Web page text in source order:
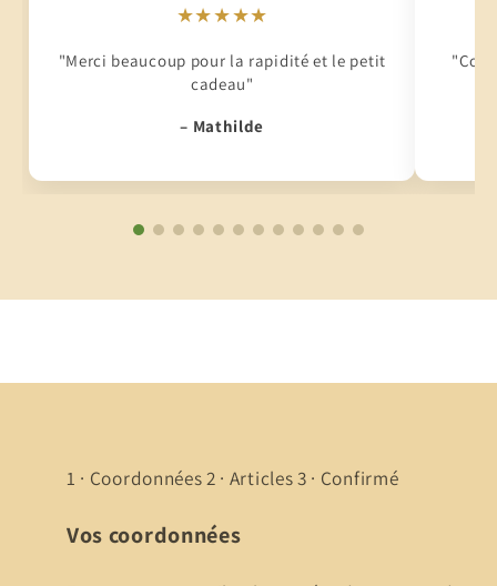
★★★★★
"Merci beaucoup pour la rapidité et le petit
cadeau"
– Mathilde